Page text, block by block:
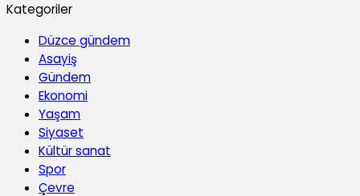
Kategoriler
Düzce gündem
Asayiş
Gündem
Ekonomi
Yaşam
Siyaset
Kültür sanat
Spor
Çevre